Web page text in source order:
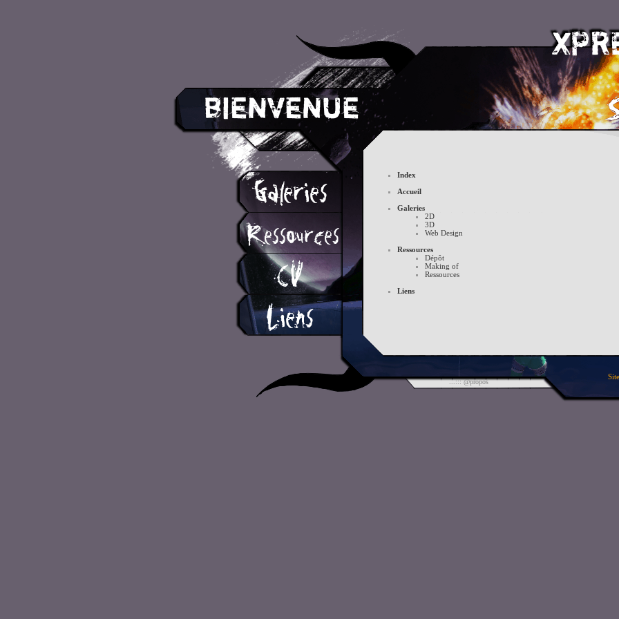
Index
Accueil
Galeries
2D
3D
Web Design
Ressources
Dépôt
Making of
Ressources
Liens
...::: @propos